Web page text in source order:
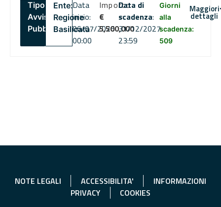
Tipo:
Avviso
Pubblico
Ente:
Regione
Basilicata
Data
inizio:
06/07/2026
00:00
Importo
€
5,500,000
Data di
scadenza:
31/12/2027
23:59
Giorni
alla
scadenza:
509
Maggiori
dettagli
NOTE LEGALI ACCESSIBILITA'
INFORMAZIONI
PRIVACY
COOKIES